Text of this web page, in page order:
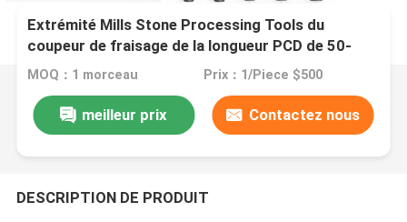
Extrémité Mills Stone Processing Tools du
coupeur de fraisage de la longueur PCD de 50-
100mm PCD
MOQ：1 morceau Prix：1/Piece $500
meilleur prix Contactez nous
DESCRIPTION DE PRODUIT